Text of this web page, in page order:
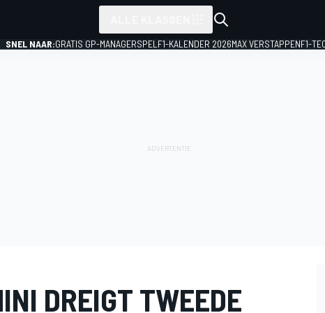
SNEL NAAR:GRATIS GP-MANAGERSPEL F1-KALENDER 2026MAX VERSTAPPENF1-
DREIGT TWEEDE